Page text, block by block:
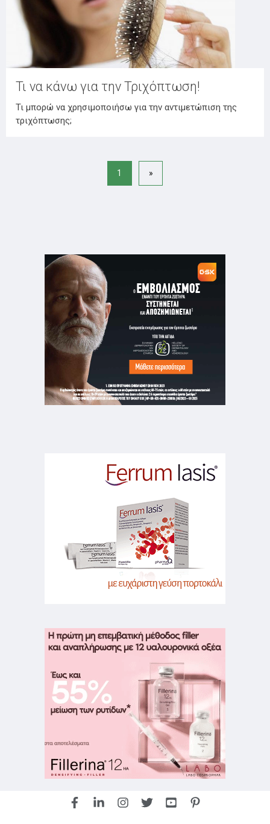
Τι να κάνω για την Τριχόπτωση!
Τι μπορώ να χρησιμοποιήσω για την αντιμετώπιση της
τριχόπτωσης;
1 »